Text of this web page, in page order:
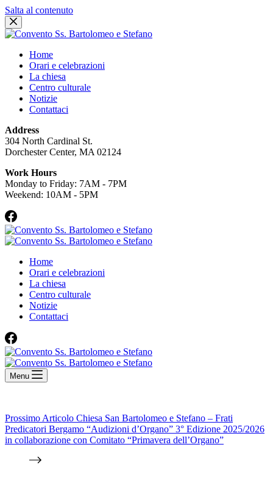
Salta al contenuto
Home
Orari e celebrazioni
La chiesa
Centro culturale
Notizie
Contattaci
Address
304 North Cardinal St.
Dorchester Center, MA 02124
Work Hours
Monday to Friday: 7AM - 7PM
Weekend: 10AM - 5PM
Home
Orari e celebrazioni
La chiesa
Centro culturale
Notizie
Contattaci
Menu
Prossimo Articolo Chiesa San Bartolomeo e Stefano – Frati
Predicatori Bergamo “Audizioni d’Organo” 3° Edizione 2025/2026
in collaborazione con Comitato “Primavera dell’Organo”